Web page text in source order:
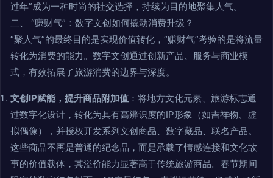
过年”成为一种时尚的社交选择，持续为目的地聚集人气。
二、 “赚财气”：数字文创如何撬动消费升级？
“聚人气”的最终目的是实现价值转化，“赚财气”考验的是将流量
转化为消费的能力。数字文创通过创新产品、服务与商业模
式，有效拓展了旅游消费的边界与深度。
文创IP赋能，提升商品附加值 ：将地方文化元素、旅游标志通
过数字化设计，转化为具有高辨识度的IP形象（如吉祥物、虚
拟偶像），并授权开发系列文创商品、数字藏品、联名产品。
这些商品不再是普通的纪念品，而是承载了情感连接和文化故
事的价值载体，其溢价能力显著高于传统旅游商品。春节期间